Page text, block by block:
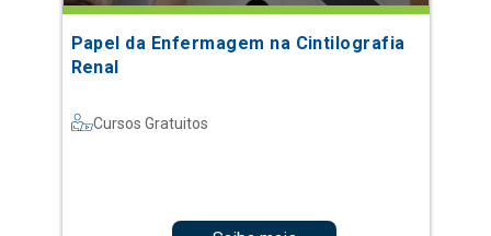
Papel da Enfermagem na Cintilografia
Renal
Cursos Gratuitos